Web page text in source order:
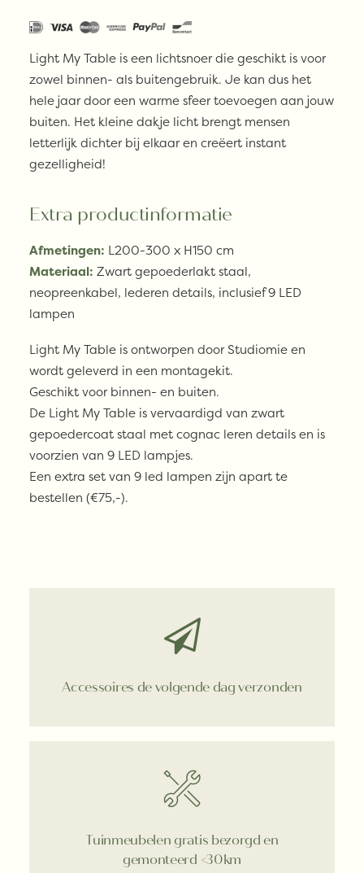
Light
table
aantal
Light My Table is een lichtsnoer die geschikt is voor
zowel binnen- als buitengebruik. Je kan dus het
hele jaar door een warme sfeer toevoegen aan jouw
buiten. Het kleine dakje licht brengt mensen
letterlijk dichter bij elkaar en creëert instant
gezelligheid!
Extra productinformatie
Afmetingen: L200-300 x H150 cm
Materiaal: Zwart gepoederlakt staal,
neopreenkabel, lederen details, inclusief 9 LED
lampen
Light My Table is ontworpen door Studiomie en
wordt geleverd in een montagekit.
Geschikt voor binnen- en buiten.
De Light My Table is vervaardigd van zwart
gepoedercoat staal met cognac leren details en is
voorzien van 9 LED lampjes.
Een extra set van 9 led lampen zijn apart te
bestellen (€75,-).
Accessoires de volgende dag verzonden
Tuinmeubelen gratis bezorgd en
gemonteerd <30km